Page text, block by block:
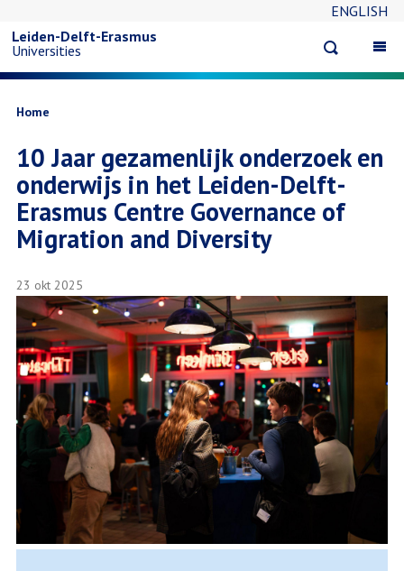
naar
inhoud
gaan
ENGLISH
search
Leiden-Delft-Erasmus
Universities
Kruimelpad
Home
10 Jaar gezamenlijk onderzoek en
onderwijs in het Leiden-Delft-
Erasmus Centre Governance of
Migration and Diversity
23 okt 2025